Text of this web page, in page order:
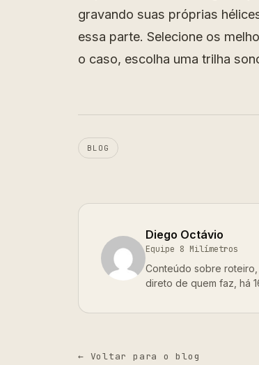
gravando suas próprias
essa parte. Selecione os
o caso, escolha uma trilha
BLOG
Diego Octávio
Equipe 8 Milímetros
Conteúdo sobre
direto de quem faz, há
← Voltar para o blog